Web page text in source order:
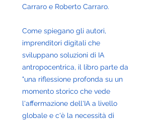
Carraro e Roberto Carraro.
Come spiegano gli autori,
imprenditori digitali che
sviluppano soluzioni di IA
antropocentrica, il libro parte da
"una riflessione profonda su un
momento storico che vede
l'affermazione dell'IA a livello
globale e c'è la necessità di